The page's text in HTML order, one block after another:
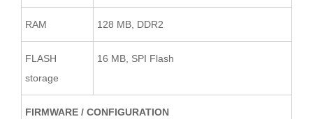
RAM 128 MB, DDR2
FLASH
storage
16 MB, SPI Flash
FIRMWARE / CONFIGURATION